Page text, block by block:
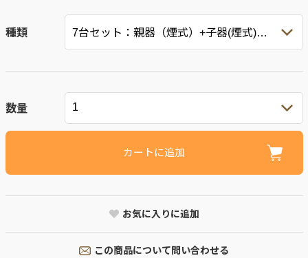
種類
数量
カートに追加
お気に入りに追加
この商品について問い合わせる